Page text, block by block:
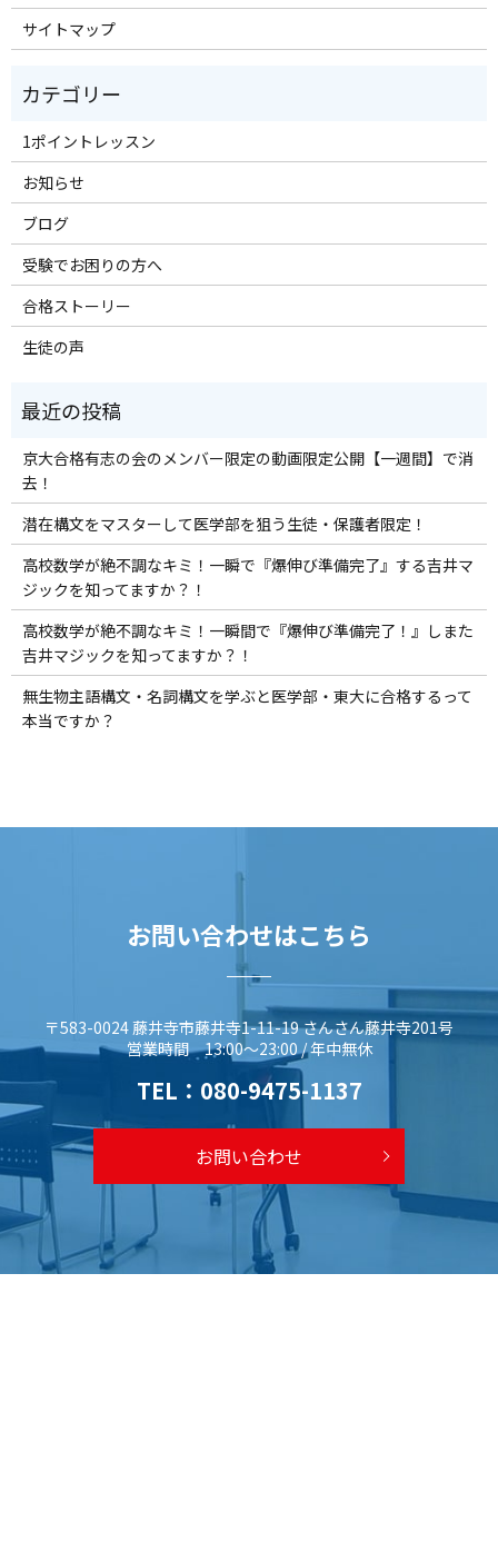
サイトマップ
1ポイントレッスン
お知らせ
ブログ
受験でお困りの方へ
合格ストーリー
生徒の声
京大合格有志の会のメンバー限定の動画限定公開【一週間】で消
去！
潜在構文をマスターして医学部を狙う生徒・保護者限定！
高校数学が絶不調なキミ！一瞬で『爆伸び準備完了』する吉井マ
ジックを知ってますか？！
高校数学が絶不調なキミ！一瞬間で『爆伸び準備完了！』しまた
吉井マジックを知ってますか？！
無生物主語構文・名詞構文を学ぶと医学部・東大に合格するって
本当ですか？
お問い合わせはこちら
〒583-0024 藤井寺市藤井寺1-11-19 さんさん藤井寺201号
営業時間 13:00～23:00 / 年中無休
TEL： 080-9475-1137
お問い合わせ